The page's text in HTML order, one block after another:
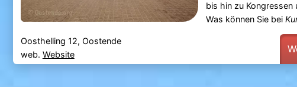
bis hin zu Kongressen
Was können Sie bei
Oosthelling 12, Oostende
web. Website